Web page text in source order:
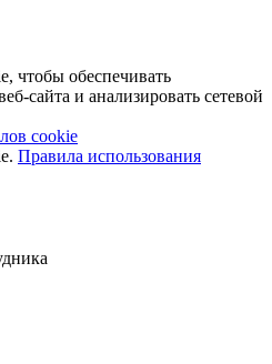
чтобы обеспечивать
сайта и анализировать сетевой
cookie
Правила использования